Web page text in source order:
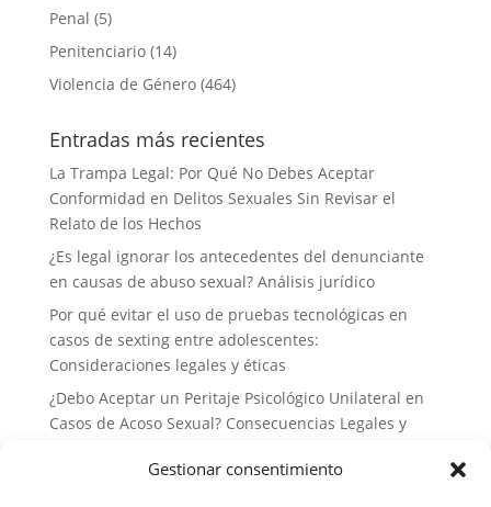
Gestionar consentimiento
Penal (5)
Penitenciario(14)
Violencia de Género(464)
Entradas más recientes
La Trampa Legal: Por Qué No Debes Aceptar
Conformidad en Delitos Sexuales Sin Revisar el
Relato de los Hechos
¿Es legal ignorar los antecedentes del denunciante
en causas de abuso sexual? Análisis jurídico
Por qué evitar el uso de pruebas tecnológicas en
casos de sexting entre adolescentes:
Consideraciones legales y éticas
¿Debo Aceptar un Peritaje Psicológico Unilateral en
Casos de Acoso Sexual? Consecuencias Legales y
Por qué no deberías delegar tu defensa a abogados